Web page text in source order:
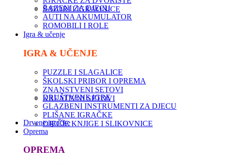
ŠATORI I IGRAONICE
BAZENI ZA DJECU
AUTI NA AKUMULATOR
ROMOBILI I ROLE
Igra & učenje
IGRA & UČENJE
PUZZLE I SLAGALICE
ŠKOLSKI PRIBOR I OPREMA
ZNANSTVENI SETOVI
KREATIVNI SETOVI
DRUŠTVENE IGRE
GLAZBENI INSTRUMENTI ZA DJECU
PLIŠANE IGRAČKE
DJEČJE KNJIGE I SLIKOVNICE
Drvene igračke
Oprema
OPREMA